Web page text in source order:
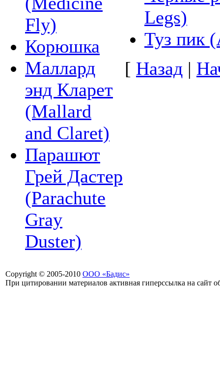
Fly)
Корюшка
Маллард
энд Кларет
(Mallard
and Claret)
Парашют
Грей Дастер
(Parachute
Gray
Duster)
Legs)
Туз пик
[ Назад |
Copyright © 2005-2010 ООО «Бадис»
При цитировании материалов активная гиперссылка на сайт